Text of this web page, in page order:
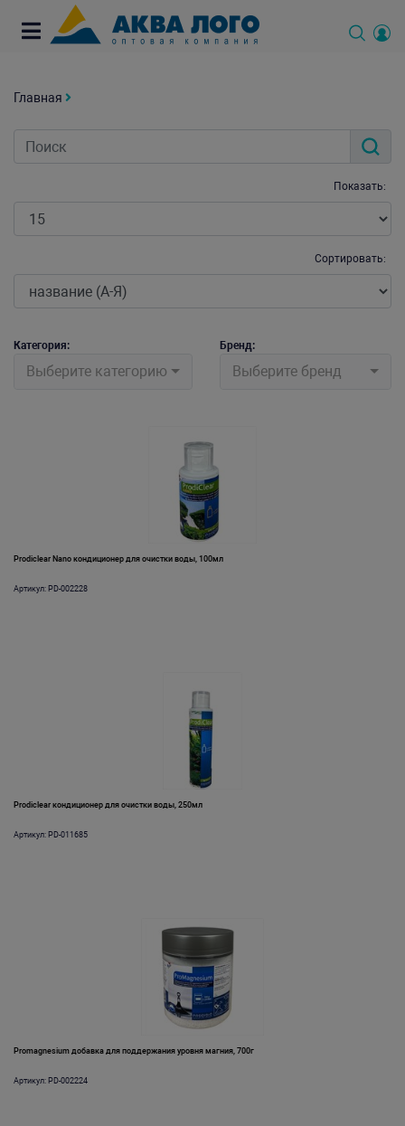
Главная
Показать:
Сортировать:
Категория:
Выберите категорию
Бренд:
Выберите бренд
Prodiclear Nano кондиционер для очистки воды, 100мл
Артикул: PD-002228
Prodiclear кондиционер для очистки воды, 250мл
Артикул: PD-011685
Promagnesium добавка для поддержания уровня магния, 700г
Артикул: PD-002224